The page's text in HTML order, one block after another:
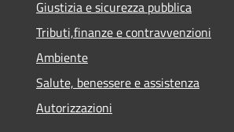
Giustizia e sicurezza pubblica
Tributi,finanze e contravvenzioni
Ambiente
Salute, benessere e assistenza
Autorizzazioni